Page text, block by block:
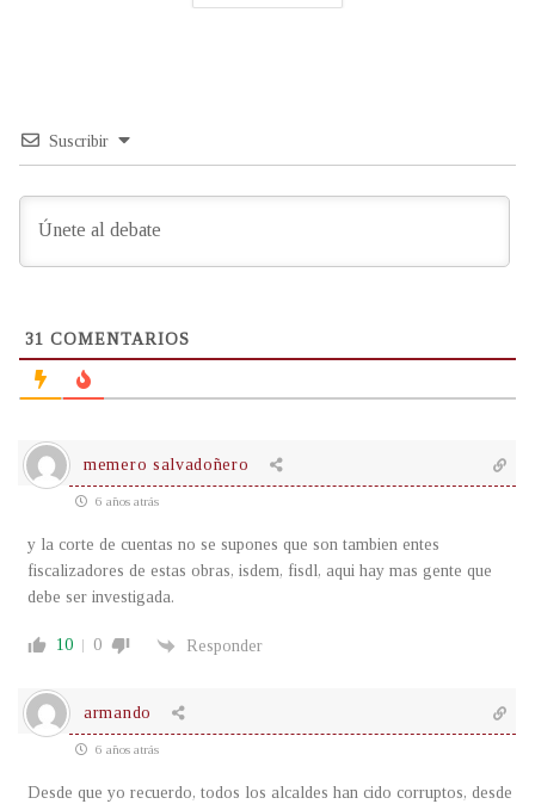
Suscribir
31 COMENTARIOS
memero salvadoñero
6 años atrás
y la corte de cuentas no se supones que son tambien entes
fiscalizadores de estas obras, isdem, fisdl, aqui hay mas gente que
debe ser investigada.
10 0 Responder
armando
6 años atrás
Desde que yo recuerdo, todos los alcaldes han cido corruptos, desde